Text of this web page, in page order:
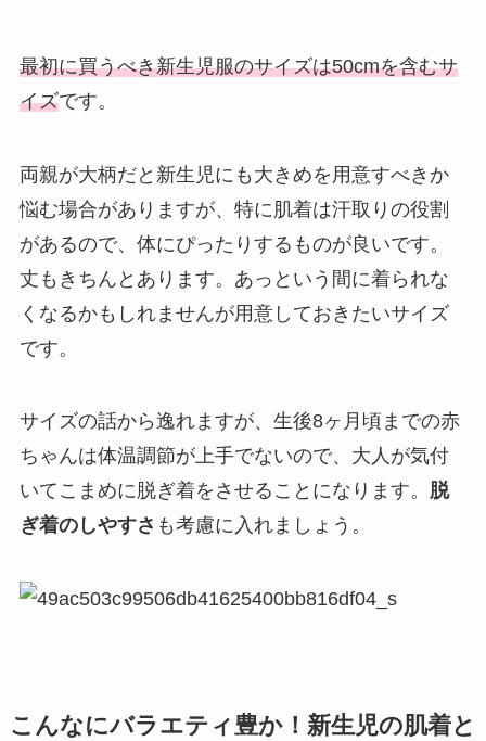
最初に買うべき新生児服のサイズは50cmを含むサ
イズです。
両親が大柄だと新生児にも大きめを用意すべきか
悩む場合がありますが、特に肌着は汗取りの役割
があるので、体にぴったりするものが良いです。
丈もきちんとあります。あっという間に着られな
くなるかもしれませんが用意しておきたいサイズ
です。
サイズの話から逸れますが、生後8ヶ月頃までの赤
ちゃんは体温調節が上手でないので、大人が気付
いてこまめに脱ぎ着をさせることになります。 脱
ぎ着のしやすさ も考慮に入れましょう。
こんなにバラエティ豊か！新生児の肌着と